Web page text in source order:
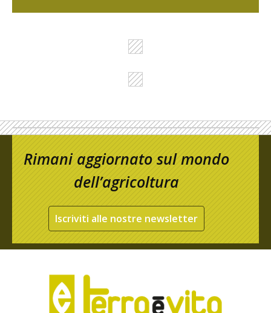
Rimani aggiornato sul mondo
dell’agricoltura
Iscriviti alle nostre newsletter